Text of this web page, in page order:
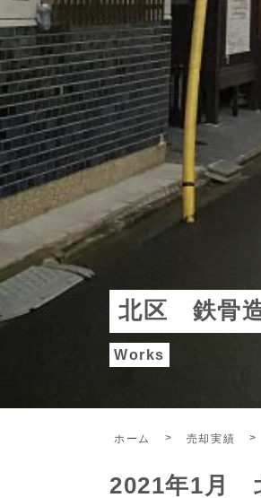
北区 鉄骨
Works
ホーム 売却実績
2021年1月